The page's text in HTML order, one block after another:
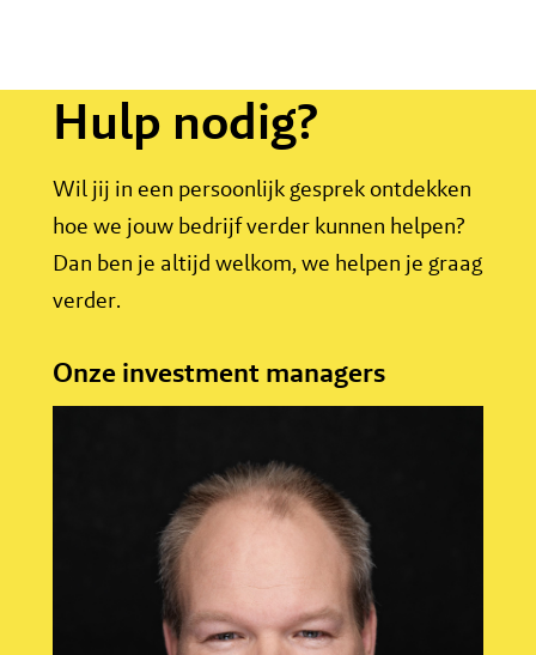
Hulp nodig?
Wil jij in een persoonlijk gesprek ontdekken
hoe we jouw bedrijf verder kunnen helpen?
Dan ben je altijd welkom, we helpen je graag
verder.
Onze investment managers